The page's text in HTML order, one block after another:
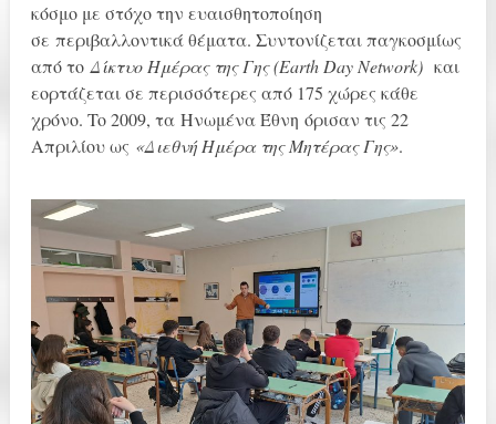
κόσμο με στόχο την ευαισθητοποίηση
σε περιβαλλοντικά θέματα. Συντονίζεται παγκοσμίως
από το Δίκτυο Ημέρας της Γης (Earth Day Network)και
εορτάζεται σε περισσότερες από 175 χώρες κάθε
χρόνο. To 2009, τα Ηνωμένα Έθνη όρισαν τις 22
Απριλίου ως «Διεθνή Ημέρα της Μητέρας Γης».